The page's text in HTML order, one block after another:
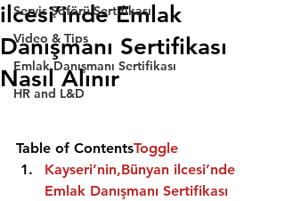
Servis Şöförü Sertifikası
Video & Tips
Emlak Danışmanı Sertifikası
HR and L&D
ilcesi’inde Emlak
Danışmanı Sertifikası
Nasıl Alınır
Table of ContentsToggle
Kayseri’nin,Bünyan ilcesi’nde
Emlak Danışmanı Sertifikası